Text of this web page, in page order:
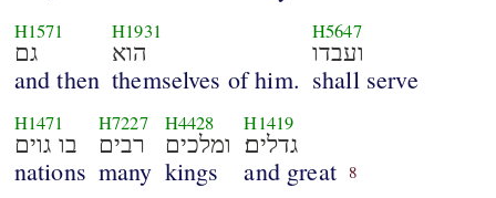
H1571
גם
and then
H1931
הוא
themselves of him.
H5647
ועבדו
shall serve
H1471
בו גוים
nations
H7227
רבים
many
H4428
ומלכים
kings
H1419
גדלים׃
and great 8